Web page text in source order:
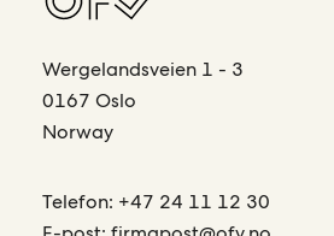
Wergelandsveien 1 - 3
0167 Oslo
Norway
Telefon: +47 24 11 12 30